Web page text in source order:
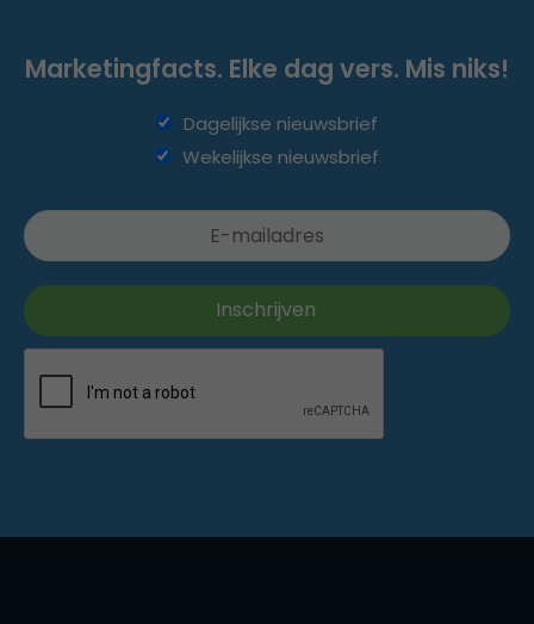
Marketingfacts. Elke dag vers. Mis niks!
Dagelijkse nieuwsbrief
Wekelijkse nieuwsbrief